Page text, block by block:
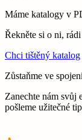
Máme katalogy v
Řekněte si o ni,
Chci tištěný katalog
Zůstaňme ve
Zanechte nám svůj
pošleme užitečné